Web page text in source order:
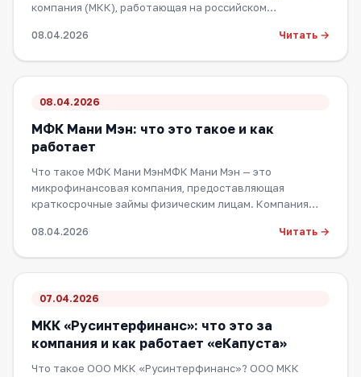
компания (МКК), работающая на российском
08.04.2026 Читать →
08.04.2026
МФК Мани Мэн: что это такое и как
работает
Что такое МФК Мани МэнМФК Мани Мэн — это
микрофинансовая компания, предоставляющая
краткосрочные займы физическим лицам. Компания
08.04.2026 Читать →
07.04.2026
МКК «Русинтерфинанс»: что это за
компания и как работает «еКапуста»
Что такое ООО МКК «Русинтерфинанс»? ООО МКК